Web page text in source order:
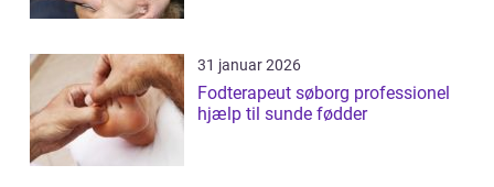
31 januar 2026
Fodterapeut søborg professionel
hjælp til sunde fødder